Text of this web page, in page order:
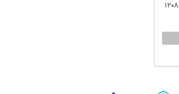
قلم قرآنی هوشمند 32 گیگ | قرآن درشت خط 1208